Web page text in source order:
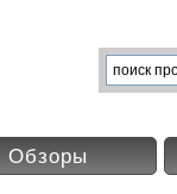
Обзоры